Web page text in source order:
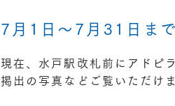
7月1日～7月31日ま
現在、水戸駅改札前にアドピ
掲出の写真などご覧いただけま